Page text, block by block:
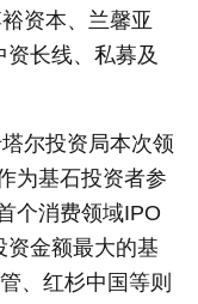
资本、兰馨亚
长线、私募及
尔投资局本次领
为基石投资者参
个消费领域IPO
资金额最大的基
、红杉中国等则